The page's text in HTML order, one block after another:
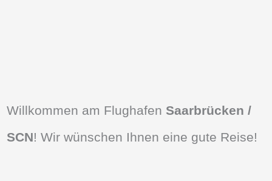
Willkommen am Flughafen Saarbrücken /
SCN! Wir wünschen Ihnen eine gute Reise!